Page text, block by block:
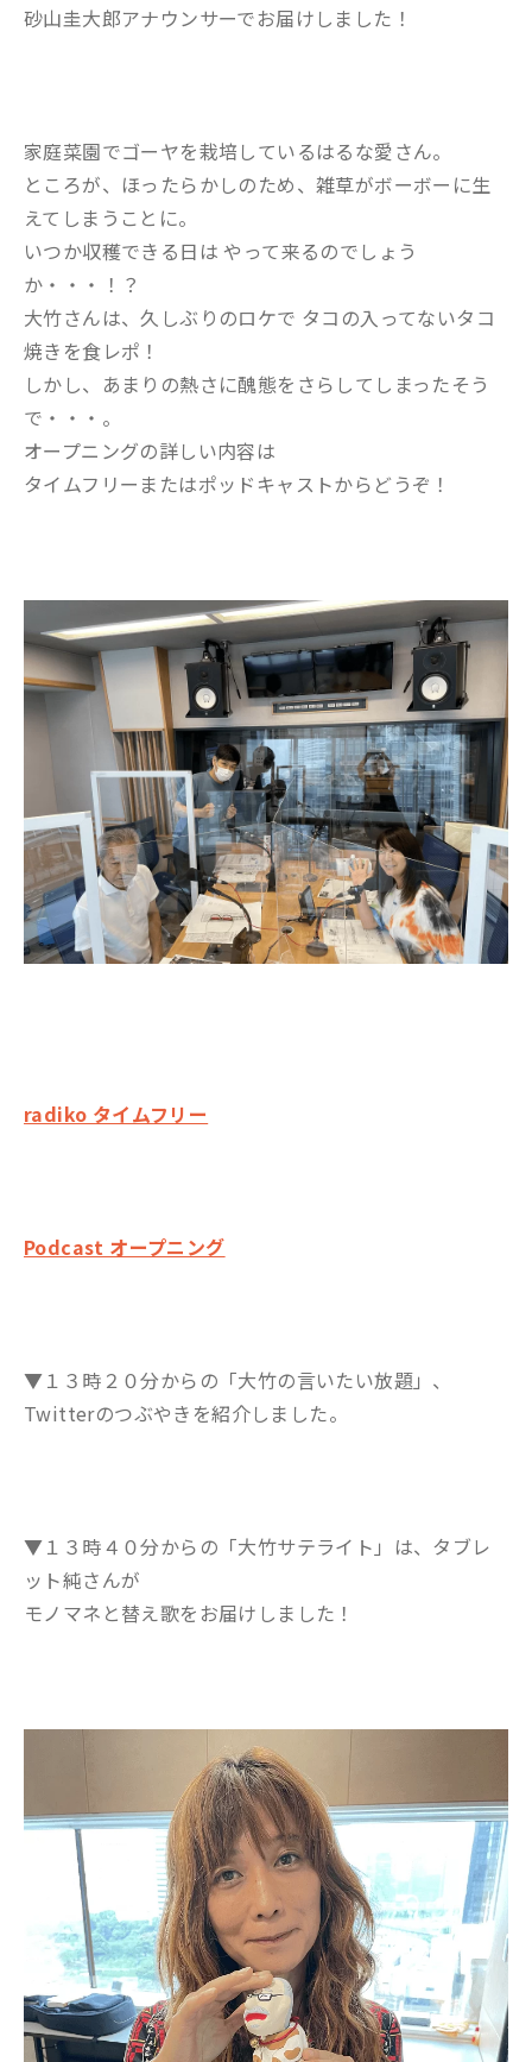
砂山圭大郎アナウンサーでお届けしました！
家庭菜園でゴーヤを栽培しているはるな愛さん。
ところが、ほったらかしのため、雑草がボーボーに生
えてしまうことに。
いつか収穫できる日は やって来るのでしょう
か・・・！？
大竹さんは、久しぶりのロケで タコの入ってないタコ
焼きを食レポ！
しかし、あまりの熱さに醜態をさらしてしまったそう
で・・・。
オープニングの詳しい内容は
タイムフリーまたはポッドキャストからどうぞ！
radiko タイムフリー
Podcast オープニング
▼１３時２０分からの「大竹の言いたい放題」、
Twitterのつぶやきを紹介しました。
▼１３時４０分からの「大竹サテライト」は、タブレ
ット純さんが
モノマネと替え歌をお届けしました！